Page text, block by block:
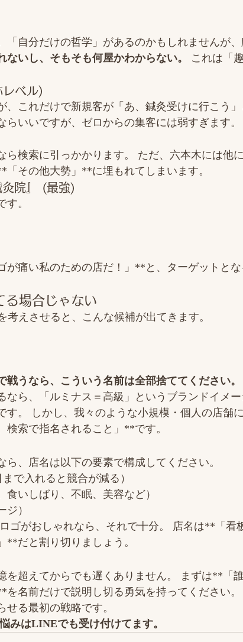
「自分だけの哲学」があるのかもしれませんが
いし、そもそも何屋かわからない。
これは「趣
ベル)
、これだけで新規客が「あ、鍼灸受けに行こう
らいいですが、ゼロからの集客には弱すぎます。
ら検索に引っかかります。 ただ、六本木には他
その他大勢」**に埋もれてしまいます。
院』 (最強)
。
が痛い私のための店だ！」**と、ターゲットとな
る場合じゃない
えさせると、こんな候補が出てきます。
戦うなら、こういう名前は全部捨ててください。
なら、「ルミナス＝高級」というブランドイメ
す。 しかし、我々のような小規模・個人の店舗
索で指名されること」**です。
、店名は以下の要素で構成してください。
で入れると競合が減る）
食いしばり、不眠、美容など）
ジ）
ゴがおしゃれなら、それで十分。 店名は**「看
**だと割り切りましょう。
超えてからでも遅くありません。 まずは**「誰
名前だけで説明し切る勇気を持ってください。
る最初の戦略です。
みはLINEでも受け付けてます。